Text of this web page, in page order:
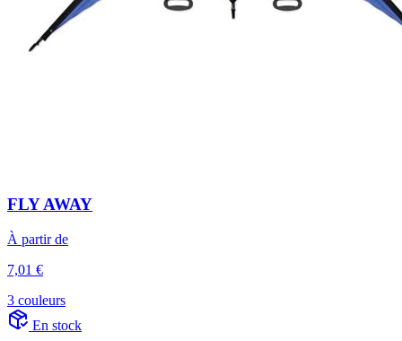
FLY AWAY
À partir de
7,01 €
3 couleurs
En stock